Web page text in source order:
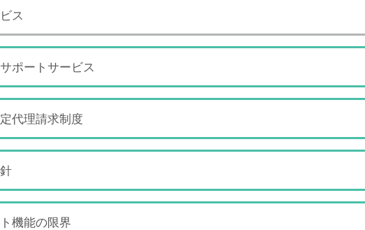
ス
サポートサービス
代理請求制度
機能の限界